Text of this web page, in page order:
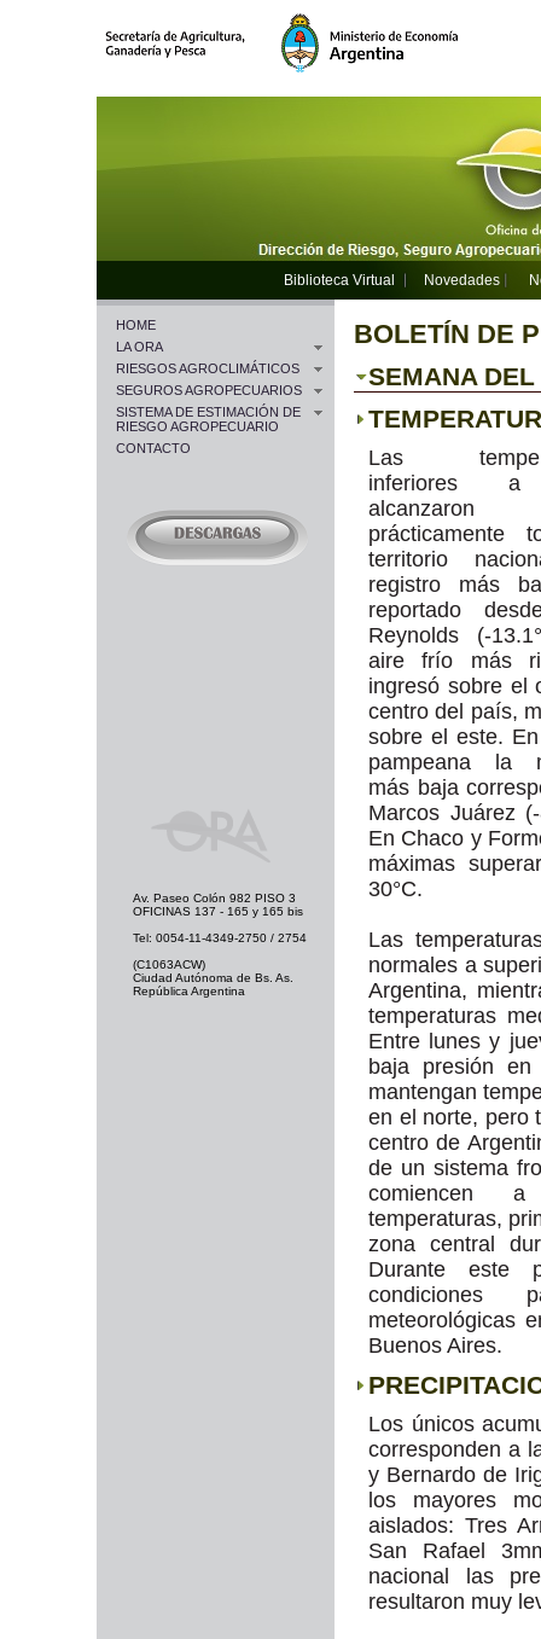
Biblioteca Virtual Novedades
HOME
LA ORA
RIESGOS AGROCLIMÁTICOS
SEGUROS AGROPECUARIOS
SISTEMA DE ESTIMACIÓN DE
RIESGO AGROPECUARIO
CONTACTO
BOLETÍN DE
SEMANA
Las
inferiores
alcanzaron
prácticamente
territorio
registro más
reportado
Reynolds (-
aire frío más
ingresó sobre el
centro del país,
sobre el este.
pampeana la
más baja
Marcos Juárez (-
En Chaco y
máximas
30°C.
Las
normales a
Argentina,
temperaturas
Entre lunes y
baja presión
mantengan
en el norte, pero
centro de
de un sistema
comiencen a
temperaturas,
zona central
Durante este
condiciones
meteorológicas
Buenos Aires.
Los únicos
corresponden a
y Bernardo de
los mayores
aislados: Tres
San Rafael
nacional las
resultaron muy
Av. Paseo Colón 982 PISO 3
OFICINAS 137 - 165 y 165 bis
Tel: 0054-11-4349-2750 / 2754
(C1063ACW)
Ciudad Autónoma de Bs. As.
República Argentina